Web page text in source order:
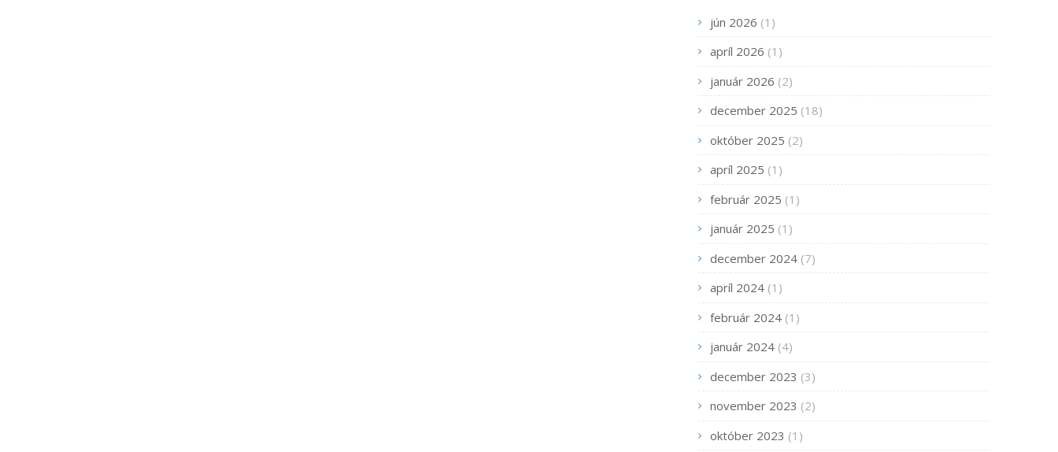
jún 2026 (1)
apríl 2026 (1)
január 2026 (2)
december 2025 (18)
október 2025 (2)
apríl 2025 (1)
február 2025 (1)
január 2025 (1)
december 2024 (7)
apríl 2024 (1)
február 2024 (1)
január 2024 (4)
december 2023 (3)
november 2023 (2)
október 2023 (1)